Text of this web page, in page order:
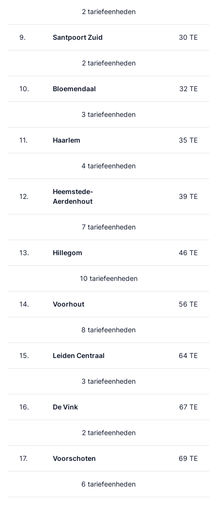
2 tariefeenheden
9. Santpoort Zuid 30 TE
2 tariefeenheden
10. Bloemendaal 32 TE
3 tariefeenheden
11. Haarlem 35 TE
4 tariefeenheden
12.
Heemstede-
Aerdenhout
39 TE
7 tariefeenheden
13. Hillegom 46 TE
10 tariefeenheden
14. Voorhout 56 TE
8 tariefeenheden
15. Leiden Centraal 64 TE
3 tariefeenheden
16. De Vink 67 TE
2 tariefeenheden
17. Voorschoten 69 TE
6 tariefeenheden